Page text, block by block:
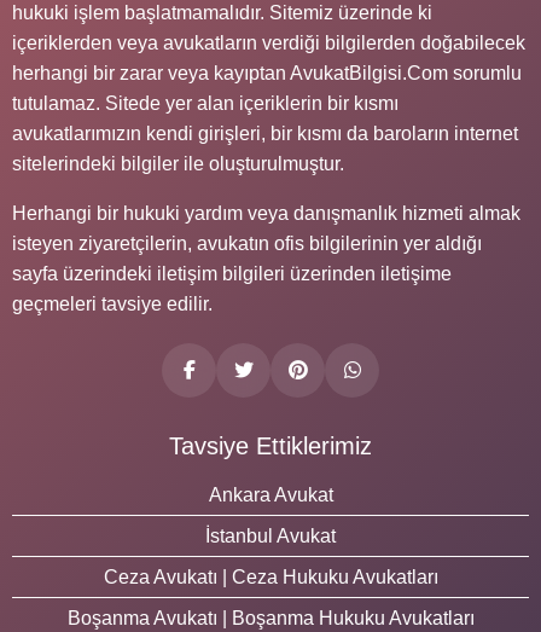
hukuki işlem başlatmamalıdır. Sitemiz üzerinde ki
içeriklerden veya avukatların verdiği bilgilerden doğabilecek
herhangi bir zarar veya kayıptan AvukatBilgisi.Com sorumlu
tutulamaz. Sitede yer alan içeriklerin bir kısmı
avukatlarımızın kendi girişleri, bir kısmı da baroların internet
sitelerindeki bilgiler ile oluşturulmuştur.
Herhangi bir hukuki yardım veya danışmanlık hizmeti almak
isteyen ziyaretçilerin, avukatın ofis bilgilerinin yer aldığı
sayfa üzerindeki iletişim bilgileri üzerinden iletişime
geçmeleri tavsiye edilir.
Tavsiye Ettiklerimiz
Ankara Avukat
İstanbul Avukat
Ceza Avukatı | Ceza Hukuku Avukatları
Boşanma Avukatı | Boşanma Hukuku Avukatları